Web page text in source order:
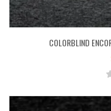
COLORBLIND